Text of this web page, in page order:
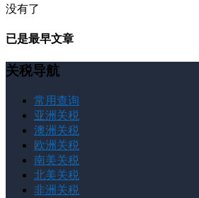
没有了
已是最早文章
关税导航
常用查询
亚洲关税
澳洲关税
欧洲关税
南美关税
北美关税
非洲关税